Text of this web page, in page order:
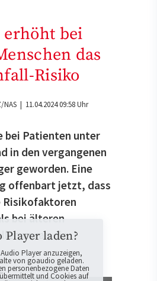
bei
das
Risiko
NAS | 11.04.2024 09:58 Uhr
bei Patienten unter
in den vergangenen
geworden. Eine
offenbart jetzt, dass
Risikofaktoren
bei älteren
voran die
Player laden?
Player anzuzeigen,
von goaudio geladen.
personenbezogene Daten
und Cookies auf